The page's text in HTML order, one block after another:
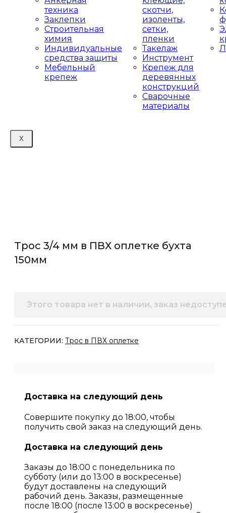
техника
Заклепки
Строительная
химия
Индивидуальные
средства защиты
Мебельный
крепеж
скотчи,
изоленты,
сетки,
пленки
Такелаж
Инструмент
Крепеж для
деревянных
конструкций
Сварочные
материалы
X
Трос 3/4 мм в ПВХ оплетке бухта
150мм
Этого товара нет в наличии, заказ
КАТЕГОРИИ: Трос в ПВХ оплетке
Доставка на следующий день
Совершите покупку до 18:00, чтобы
получить свой заказ на следующий день.
Доставка на следующий день
Заказы до 18:00 с понедельника по
субботу (или до 13:00 в воскресенье)
будут доставлены на следующий
рабочий день. Заказы, размещенные
после 18:00 (после 13:00 в воскресенье)